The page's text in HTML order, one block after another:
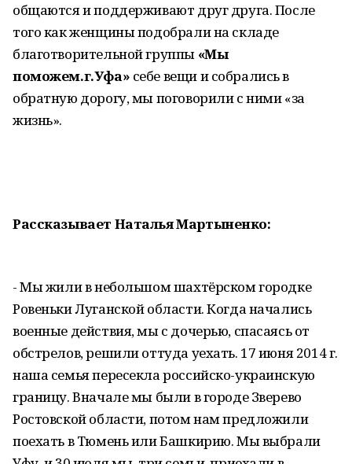
общаются и поддерживают друг друга. После
того как женщины подобрали на складе
благотворительной группы «Мы
поможем.г.Уфа» себе вещи и собрались в
обратную дорогу, мы поговорили с ними «за
жизнь».
Рассказывает Наталья Мартыненко:
- Мы жили в небольшом шахтёрском городке
Ровеньки Луганской области. Когда начались
военные действия, мы с дочерью, спасаясь от
обстрелов, решили оттуда уехать. 17 июня 2014 г.
наша семья пересекла российско-украинскую
границу. Вначале мы были в городе Зверево
Ростовской области, потом нам предложили
поехать в Тюмень или Башкирию. Мы выбрали